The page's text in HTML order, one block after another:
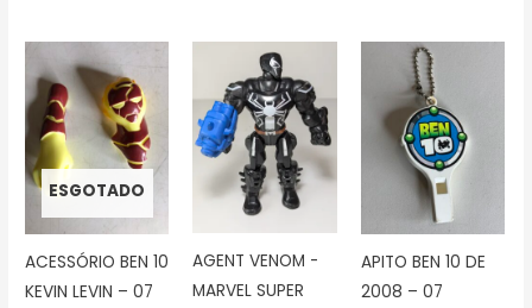
ESGOTADO
ACESSÓRIO BEN 10
KEVIN LEVIN – 07
AGENT VENOM -
MARVEL SUPER
APITO BEN 10 DE
2008 – 07